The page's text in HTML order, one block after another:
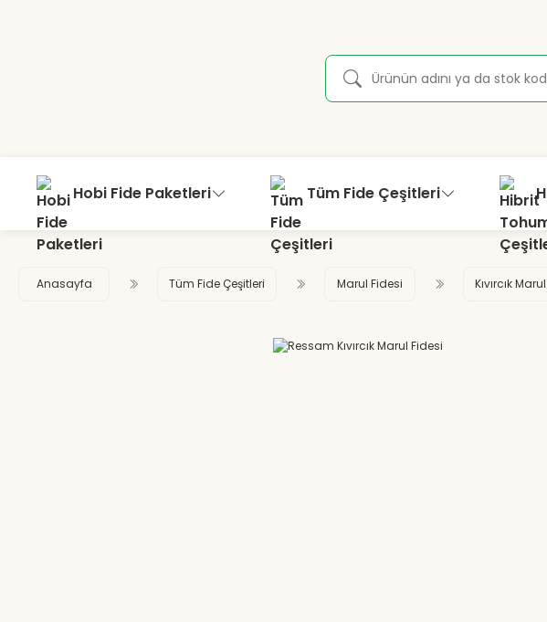
Hobi Fide Paketleri Tüm Fide Çeşitleri
Anasayfa Tüm Fide Çeşitleri Marul Fidesi Kıvırcık